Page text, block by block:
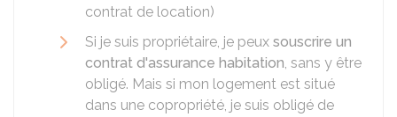
contrat de location)
Si je suis propriétaire, je peux souscrire un
contrat d'assurance habitation, sans y être
obligé. Mais si mon logement est situé
dans une copropriété, je suis obligé de